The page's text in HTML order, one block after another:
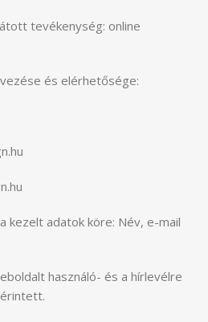
tevékenység: online
és elérhetősége:
kezelt adatok köre: Név, e-mail
használó- és a hírlevélre